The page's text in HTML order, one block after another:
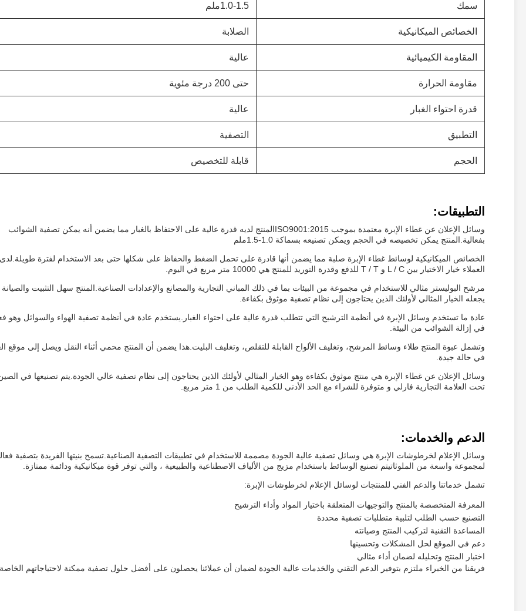
سمك 1.0-1.5ملم
الخصائص الميكانيكية الصلابة
المقاومة الكيميائية عالية
مقاومة الحرارة حتى 200 درجة مئوية
قدرة احتواء الغبار عالية
التطبيق التصفية
الحجم قابلة للتخصيص
التطبيقات:
وسائل الإعلان عن غطاء الإبرة معتمدة بموجب ISO9001:2015المنتج لديه قدرة عالية على الاحتفاظ بالغبار مما يضمن أنه يمكن تصفية الشوائب
بفعالية.المنتج يمكن تخصيصه في الحجم ويمكن تصنيعه بسماكة 1.0-1.5ملم
الخصائص الميكانيكية لوسائط غطاء الإبرة صلبة مما يضمن أنها قادرة على تحمل الضغط والحفاظ على شكلها حتى بعد الاستخدام لفترة طويلة.لدى
العملاء خيار الاختيار بين L / C و T / T للدفع وقدرة التوريد للمنتج هي 10000 متر مربع في اليوم.
مرشح البوليستر مثالي للاستخدام في مجموعة من البيئات بما في ذلك المباني التجارية والمصانع والإعدادات الصناعية.المنتج سهل التثبيت
يجعله الخيار المثالي لأولئك الذين يحتاجون إلى نظام تصفية موثوق بكفاءة.
عادة ما تستخدم وسائل الإبرة في أنظمة الترشيح التي تتطلب قدرة عالية على احتواء الغبار.يستخدم عادة في أنظمة تصفية الهواء والسوائل وهو
في إزالة الشوائب من البيئة.
وتشمل عبوة المنتج طلاء وسائط المرشح، وتغليف الألواح القابلة للتقلص، وتغليف البليت.هذا يضمن أن المنتج محمي أثناء النقل ويصل إلى موقع
في حالة جيدة.
وسائل الإعلان عن غطاء الإبرة هي منتج موثوق بكفاءة وهو الخيار المثالي لأولئك الذين يحتاجون إلى نظام تصفية عالي الجودة.يتم تصنيعها في
تحت العلامة التجارية فارلي و متوفرة للشراء مع الحد الأدنى للكمية الطلب من 1 متر مربع.
الدعم والخدمات:
وسائل الإعلام لخرطوشات الإبرة هي وسائل تصفية عالية الجودة مصممة للاستخدام في تطبيقات التصفية الصناعية.تسمح بنيتها الفريدة بتصفية
لمجموعة واسعة من الملوثاتيتم تصنيع الوسائط باستخدام مزيج من الألياف الاصطناعية والطبيعية ، والتي توفر قوة ميكانيكية ودائمة ممتازة.
تشمل خدماتنا والدعم الفني للمنتجات لوسائل الإعلام لخرطوشات الإبرة:
المعرفة المتخصصة بالمنتج والتوجيهات المتعلقة باختيار المواد وأداء الترشيح
التصنيع حسب الطلب لتلبية متطلبات تصفية محددة
المساعدة التقنية لتركيب المنتج وصيانته
دعم في الموقع لحل المشكلات وتحسينها
اختبار المنتج وتحليله لضمان أداء مثالي
فريقنا من الخبراء ملتزم بتوفير الدعم التقني والخدمات عالية الجودة لضمان أن عملائنا يحصلون على أفضل حلول تصفية ممكنة لاحتياجاتهم